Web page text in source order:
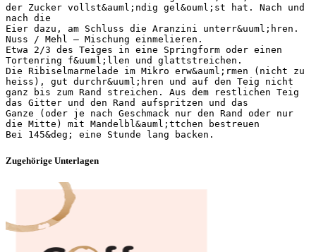
der Zucker vollst&auml;ndig gel&ouml;st hat. Nach und
nach die
Eier dazu, am Schluss die Aranzini unterr&uuml;hren.
Nuss / Mehl – Mischung einmelieren.
Etwa 2/3 des Teiges in eine Springform oder einen
Tortenring f&uuml;llen und glattstreichen.
Die Ribiselmarmelade im Mikro erw&auml;rmen (nicht zu
heiss), gut durchr&uuml;hren und auf den Teig nicht
ganz bis zum Rand streichen. Aus dem restlichen Teig
das Gitter und den Rand aufspritzen und das
Ganze (oder je nach Geschmack nur den Rand oder nur
die Mitte) mit Mandelbl&auml;ttchen bestreuen
Zugehörige Unterlagen